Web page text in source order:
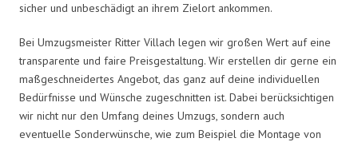
sicher und unbeschädigt an ihrem Zielort ankommen.
Bei Umzugsmeister Ritter Villach legen wir großen Wert auf eine
transparente und faire Preisgestaltung. Wir erstellen dir gerne ein
maßgeschneidertes Angebot, das ganz auf deine individuellen
Bedürfnisse und Wünsche zugeschnitten ist. Dabei berücksichtigen
wir nicht nur den Umfang deines Umzugs, sondern auch
eventuelle Sonderwünsche, wie zum Beispiel die Montage von